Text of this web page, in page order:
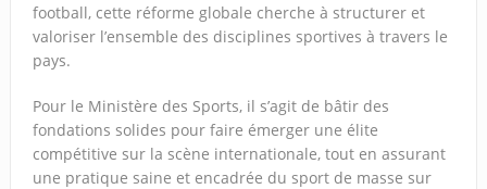
football, cette réforme globale cherche à structurer et
valoriser l’ensemble des disciplines sportives à travers le
pays.
Pour le Ministère des Sports, il s’agit de bâtir des
fondations solides pour faire émerger une élite
compétitive sur la scène internationale, tout en assurant
une pratique saine et encadrée du sport de masse sur